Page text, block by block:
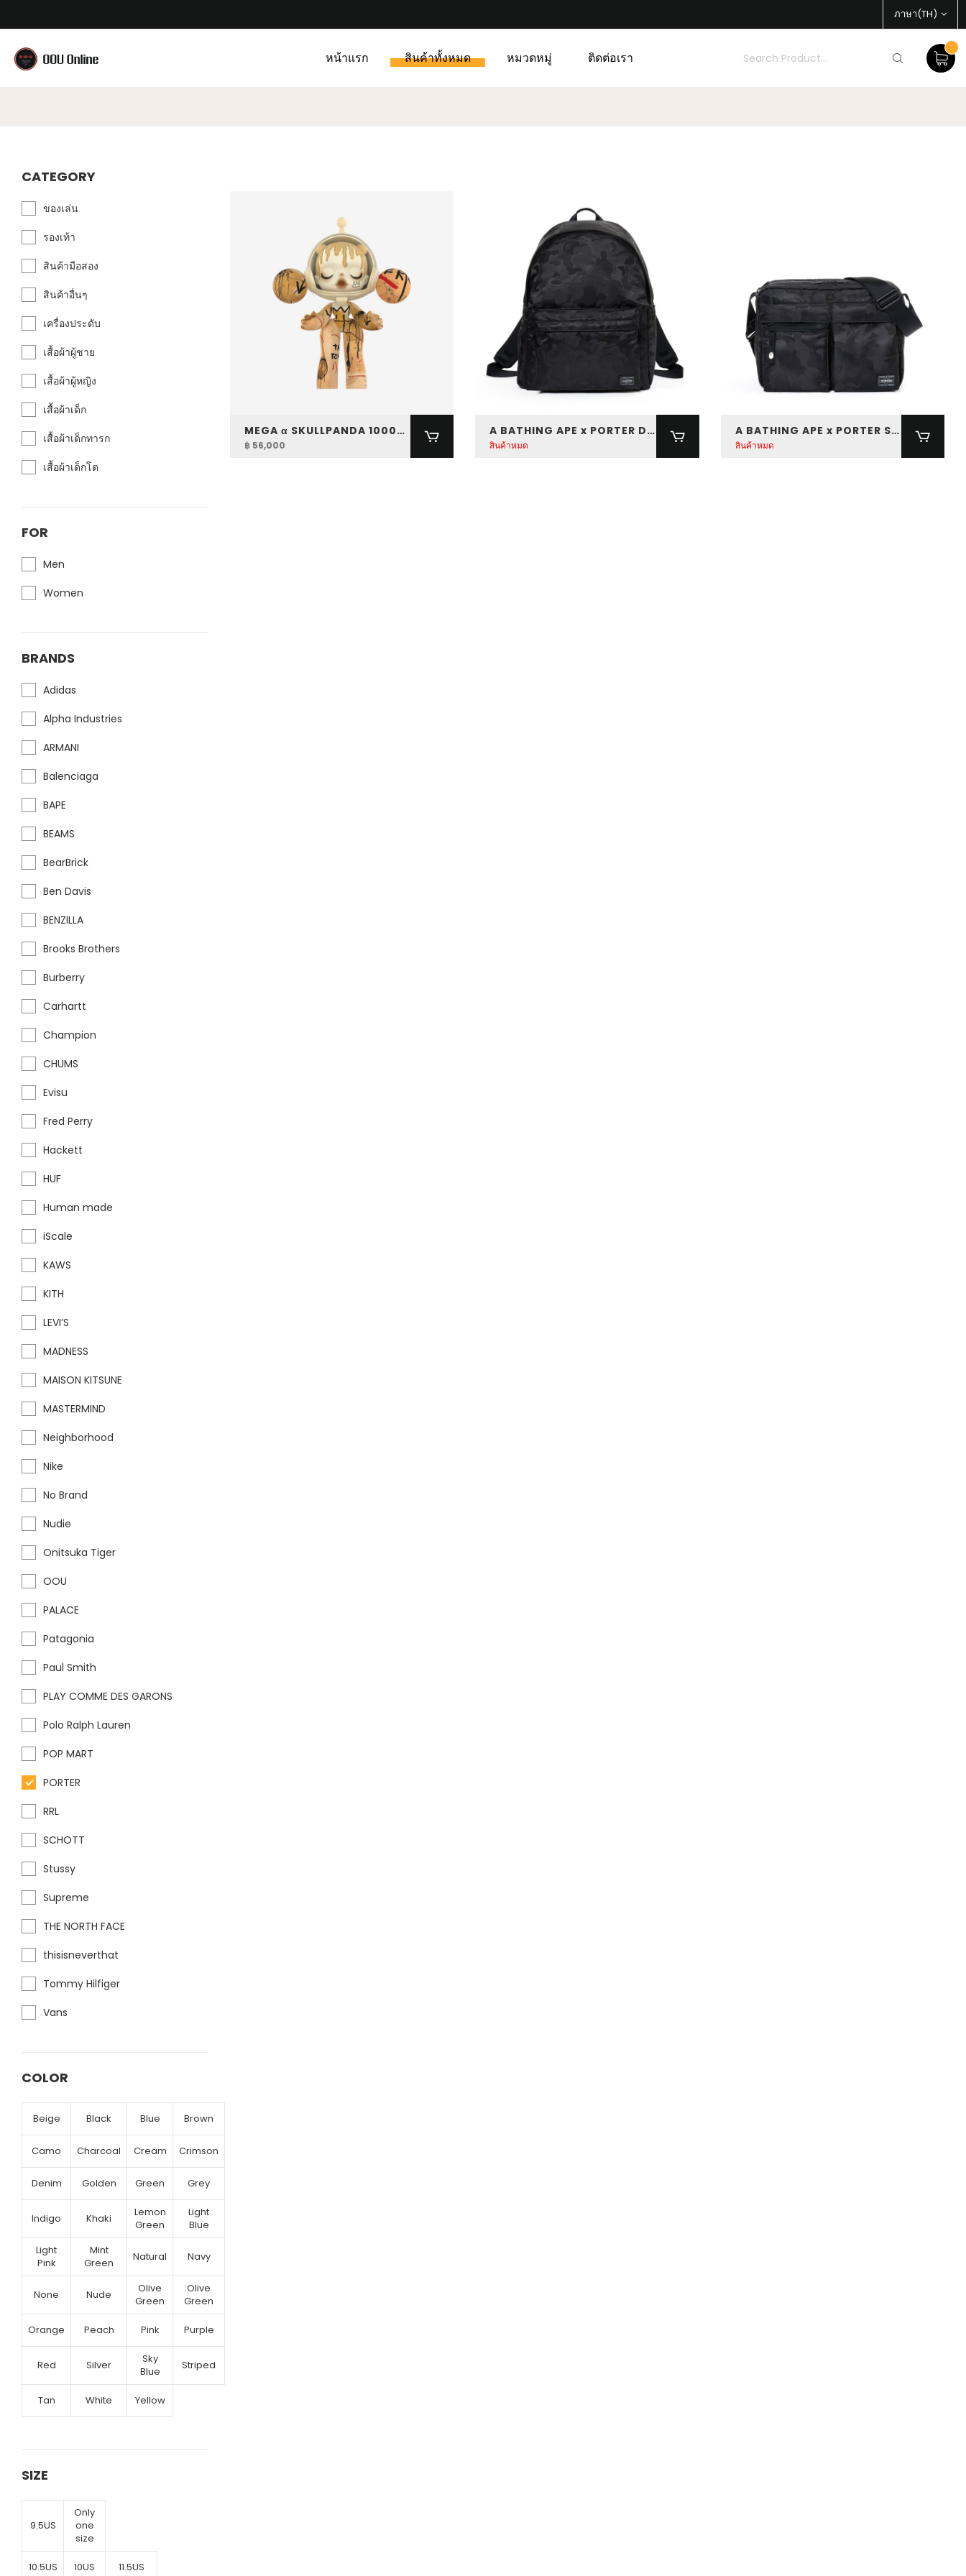
ภาษา(TH)
หน้าแรก สินค้าทั้งหมด หมวดหมู่ ติดต่อเรา
MEGA α SKULLPANDA 1000% JEAN-MICHEL BASQUIAT
฿ 56,000
A BATHING APE x PORTER DAYPACK BAG
สินค้าหมด
A BATHING APE x PORTER SHOULDER BAG
สินค้าหมด
CATEGORY
ของเล่น
รองเท้า
สินค้ามือสอง
สินค้าอื่นๆ
เครื่องประดับ
เสื้อผ้าผู้ชาย
เสื้อผ้าผู้หญิง
เสื้อผ้าเด็ก
เสื้อผ้าเด็กทารก
เสื้อผ้าเด็กโต
FOR
Men
Women
BRANDS
Adidas
Alpha Industries
ARMANI
Balenciaga
BAPE
BEAMS
BearBrick
Ben Davis
BENZILLA
Brooks Brothers
Burberry
Carhartt
Champion
CHUMS
Evisu
Fred Perry
Hackett
HUF
Human made
iScale
KAWS
KITH
LEVI’S
MADNESS
MAISON KITSUNE
MASTERMIND
Neighborhood
Nike
No Brand
Nudie
Onitsuka Tiger
OOU
PALACE
Patagonia
Paul Smith
PLAY COMME DES GARONS
Polo Ralph Lauren
POP MART
PORTER
RRL
SCHOTT
Stussy
Supreme
THE NORTH FACE
thisisneverthat
Tommy Hilfiger
Vans
COLOR
Beige Black Blue Brown
Camo Charcoal Cream Crimson
Denim Golden Green Grey
Indigo Khaki
Lemon
Green
Light
Blue
Light
Pink
Mint
Green
Natural Navy
None Nude
Olive
Green
Olive
Green
Orange Peach Pink Purple
Red Silver
Sky
Blue
Striped
Tan White Yellow
SIZE
9.5US
Only
one
size
10.5US 10US 11.5US